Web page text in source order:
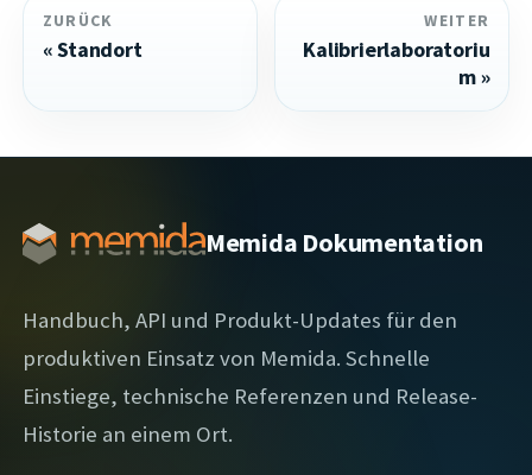
ZURÜCK
Standort
WEITER
Kalibrierlaboratoriu
m
Memida Dokumentation
Handbuch, API und Produkt-Updates für den
produktiven Einsatz von Memida. Schnelle
Einstiege, technische Referenzen und Release-
Historie an einem Ort.